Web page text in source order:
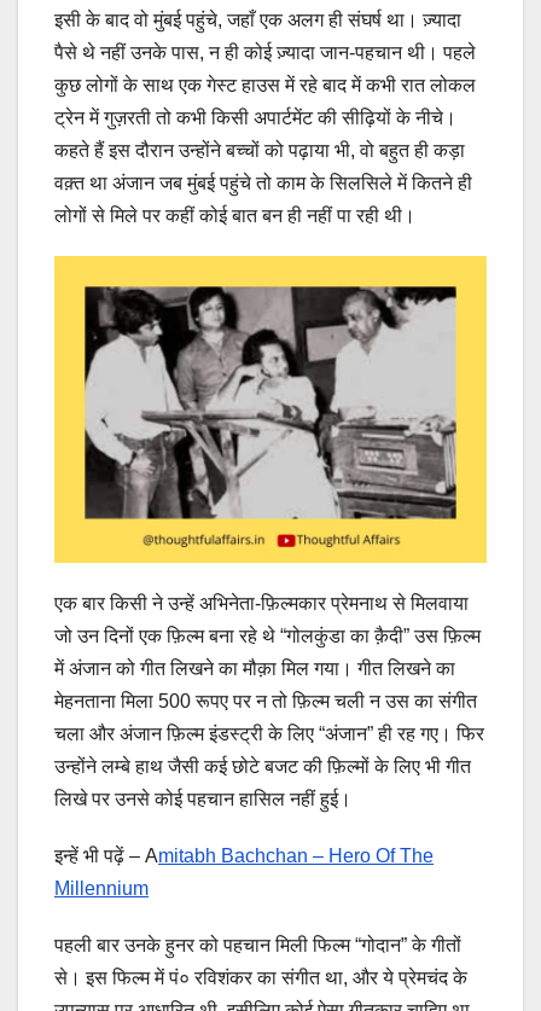
इसी के बाद वो मुंबई पहुंचे, जहाँ एक अलग ही संघर्ष था। ज़्यादा
पैसे थे नहीं उनके पास, न ही कोई ज़्यादा जान-पहचान थी। पहले
कुछ लोगों के साथ एक गेस्ट हाउस में रहे बाद में कभी रात लोकल
ट्रेन में गुज़रती तो कभी किसी अपार्टमेंट की सीढ़ियों के नीचे।
कहते हैं इस दौरान उन्होंने बच्चों को पढ़ाया भी, वो बहुत ही कड़ा
वक़्त था अंजान जब मुंबई पहुंचे तो काम के सिलसिले में कितने ही
लोगों से मिले पर कहीं कोई बात बन ही नहीं पा रही थी।
एक बार किसी ने उन्हें अभिनेता-फ़िल्मकार प्रेमनाथ से मिलवाया
जो उन दिनों एक फ़िल्म बना रहे थे “गोलकुंडा का क़ैदी” उस फ़िल्म
में अंजान को गीत लिखने का मौक़ा मिल गया। गीत लिखने का
मेहनताना मिला 500 रूपए पर न तो फ़िल्म चली न उस का संगीत
चला और अंजान फ़िल्म इंडस्ट्री के लिए “अंजान” ही रह गए। फिर
उन्होंने लम्बे हाथ जैसी कई छोटे बजट की फ़िल्मों के लिए भी गीत
लिखे पर उनसे कोई पहचान हासिल नहीं हुई।
इन्हें भी पढ़ें – Amitabh Bachchan – Hero Of The
Millennium
पहली बार उनके हुनर को पहचान मिली फिल्म “गोदान” के गीतों
से। इस फिल्म में पं० रविशंकर का संगीत था, और ये प्रेमचंद के